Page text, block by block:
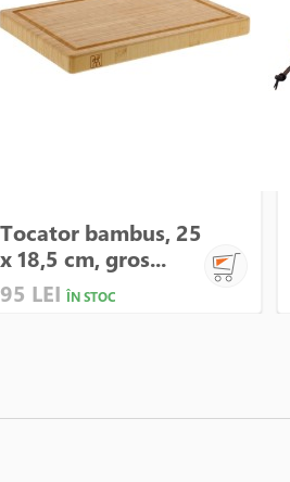
Tocator bambus, 25
x 18,5 cm, gros...
95 LEI ÎN STOC